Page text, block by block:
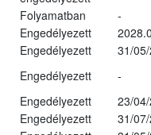
Folyamatban
-
Engedélyezett
Engedélyezett
31/
Engedélyezett
-
Engedélyezett
23/
Engedélyezett
31/